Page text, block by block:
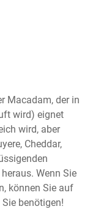
Macadam, der in
wird) eignet
wird, aber
Cheddar,
Wenn Sie
können Sie auf
benötigen!